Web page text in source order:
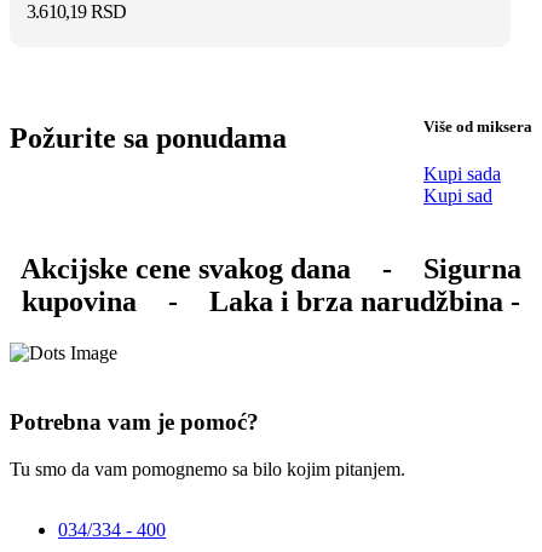
3.610,19RSD
Požurite sa ponudama Više od miksera
Kupi sada
Kupi sad
Akcijske cene svakog dana -
Sigurna
kupovina
- Laka i brza narudžbina -
Potrebna vam je pomoć?
Tu smo da vam pomognemo sa bilo kojim pitanjem.
034/334 - 400